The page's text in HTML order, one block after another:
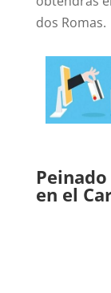
dos Romas.
en el